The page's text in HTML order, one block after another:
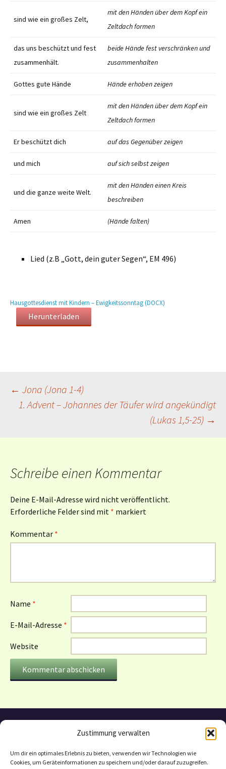
Zustimmung verwalten
Um dir ein optimales Erlebnis zu bieten, verwenden wir Technologien wie
Cookies, um Geräteinformationen zu speichern und/oder darauf zuzugreifen.
sind wie ein großes Zelt,
mit den Händen über dem Kopf ein
Zeltdach formen
das uns beschützt und fest
zusammenhält.
beide Hände fest verschränken und
zusammenhalten
Gottes gute Hände Hände erhoben zeigen
sind wie ein großes Zelt
mit den Händen über dem Kopf ein
Zeltdach formen
Er beschützt dich auf das Gegenüber zeigen
und mich auf sich selbst zeigen
und die ganze weite Welt.
mit den Händen einen Kreis
beschreiben
Amen (Hände falten)
Lied (z.B „Gott, dein guter Segen“, EM 496)
Hausgottesdienst mit Kindern – Ewigkeitssonntag (DOCX)
Herunterladen
Beitragsnavigation
← Jona (Jona 1-4)
1. Advent – Johannes der Täufer wird angekündigt
(Lukas 1,5-25) →
Schreibe einen Kommentar
Deine E-Mail-Adresse wird nicht veröffentlicht.
Erforderliche Felder sind mit * markiert
Kommentar *
Name *
E-Mail-Adresse *
Website